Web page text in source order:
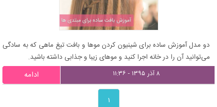
دو مدل آموزش ساده برای شینیون کردن موها و بافت تیغ ماهی که به سادگی
می‌توانید آن را در خانه اجرا کنید و موهای زیبا و جذابی داشته باشید.
۸ آذر ۱۳۹۵ - ۱۱:۳۶ ادامه
۱